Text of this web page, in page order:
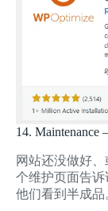
14.
网站还没做好
个维护页面告诉
他们看到半成品